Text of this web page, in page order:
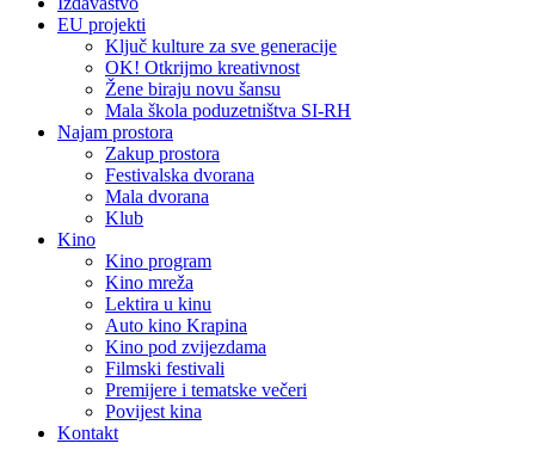
EU projekti
Ključ kulture za sve generacije
OK! Otkrijmo kreativnost
Žene biraju novu šansu
Mala škola poduzetništva SI-RH
Najam prostora
Zakup prostora
Festivalska dvorana
Mala dvorana
Klub
Kino
Kino program
Kino mreža
Lektira u kinu
Auto kino Krapina
Kino pod zvijezdama
Filmski festivali
Premijere i tematske večeri
Povijest kina
Kontakt